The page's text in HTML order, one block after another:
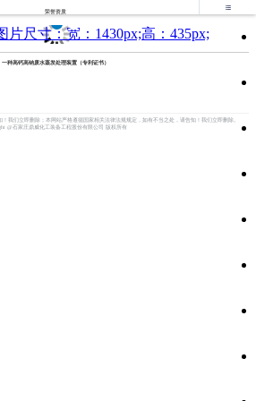
荣誉资质

一种高钙高钠废水蒸发处理装置（专利证书）
我们立即删除；本网站严格遵循国家相关法律法规规定，如有不当之处，请告知！我们立即删除。
@石家庄鼎威化工装备工程股份有限公司 版权所有